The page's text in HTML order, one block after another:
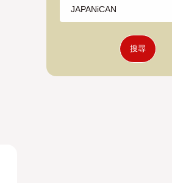
搜尋